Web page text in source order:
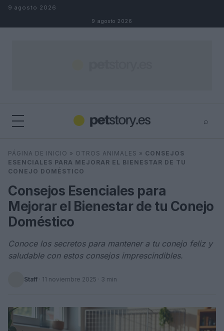
Saltar al contenido
9 agosto 2026
9 agosto 2026
⌕
Buscar
PÁGINA DE INICIO » OTROS ANIMALES » CONSEJOS
ESENCIALES PARA MEJORAR EL BIENESTAR DE TU
CONEJO DOMÉSTICO
Consejos Esenciales para
Mejorar el Bienestar de tu Conejo
Doméstico
Conoce los secretos para mantener a tu conejo feliz y
saludable con estos consejos imprescindibles.
Staff · 11 noviembre 2025 · 3 min